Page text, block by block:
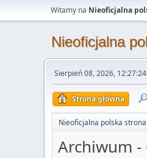
Witamy na Nieoficjalna
Nieoficjalna
Sierpień 08, 2026,
Strona główna
Nieoficjalna polska
Archiwum